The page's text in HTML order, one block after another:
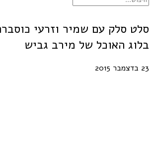
סלט סלק עם שמיר וזרעי
בלוג האוכל של מירב גביש
23 בדצמבר 2015